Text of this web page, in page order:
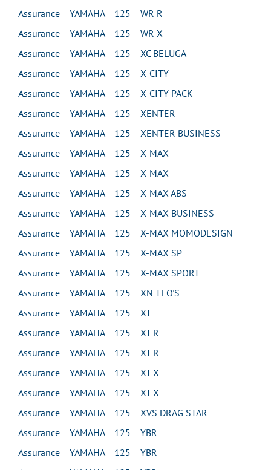
Assurance YAMAHA 125 WR R
Assurance YAMAHA 125 WR X
Assurance YAMAHA 125 XC BELUGA
Assurance YAMAHA 125 X-CITY
Assurance YAMAHA 125 X-CITY PACK
Assurance YAMAHA 125 XENTER
Assurance YAMAHA 125 XENTER BUSINESS
Assurance YAMAHA 125 X-MAX
Assurance YAMAHA 125 X-MAX
Assurance YAMAHA 125 X-MAX ABS
Assurance YAMAHA 125 X-MAX BUSINESS
Assurance YAMAHA 125 X-MAX MOMODESIGN
Assurance YAMAHA 125 X-MAX SP
Assurance YAMAHA 125 X-MAX SPORT
Assurance YAMAHA 125 XN TEO'S
Assurance YAMAHA 125 XT
Assurance YAMAHA 125 XT R
Assurance YAMAHA 125 XT R
Assurance YAMAHA 125 XT X
Assurance YAMAHA 125 XT X
Assurance YAMAHA 125 XVS DRAG STAR
Assurance YAMAHA 125 YBR
Assurance YAMAHA 125 YBR